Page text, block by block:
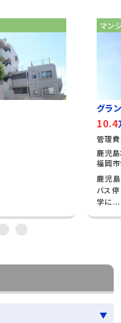
マン
グラ
10.4
管理
鹿児
福岡
鹿児
バス
学に...